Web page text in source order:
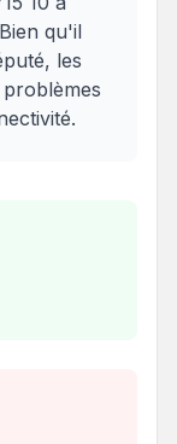
qu'il
les